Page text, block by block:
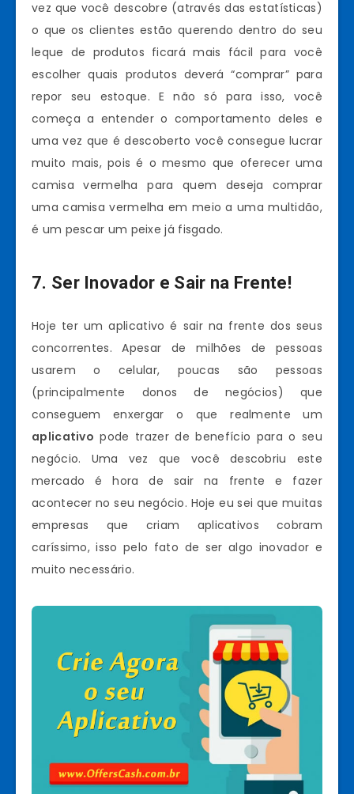
vez que você descobre (através das estatísticas)
o que os clientes estão querendo dentro do seu
leque de produtos ficará mais fácil para você
escolher quais produtos deverá “comprar” para
repor seu estoque. E não só para isso, você
começa a entender o comportamento deles e
uma vez que é descoberto você consegue lucrar
muito mais, pois é o mesmo que oferecer uma
camisa vermelha para quem deseja comprar
uma camisa vermelha em meio a uma multidão,
é um pescar um peixe já fisgado.
7. Ser Inovador e Sair na Frente!
Hoje ter um aplicativo é sair na frente dos seus
concorrentes. Apesar de milhões de pessoas
usarem o celular, poucas são pessoas
(principalmente donos de negócios) que
conseguem enxergar o que realmente um
aplicativo pode trazer de benefício para o seu
negócio. Uma vez que você descobriu este
mercado é hora de sair na frente e fazer
acontecer no seu negócio. Hoje eu sei que muitas
empresas que criam aplicativos cobram
caríssimo, isso pelo fato de ser algo inovador e
muito necessário.